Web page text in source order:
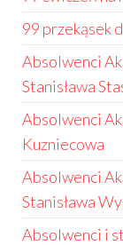
99 przekąsek
Absolwenci
Stanisława
Absolwenci
Kuzniecowa
Absolwenci
Stanisława
Absolwenci i